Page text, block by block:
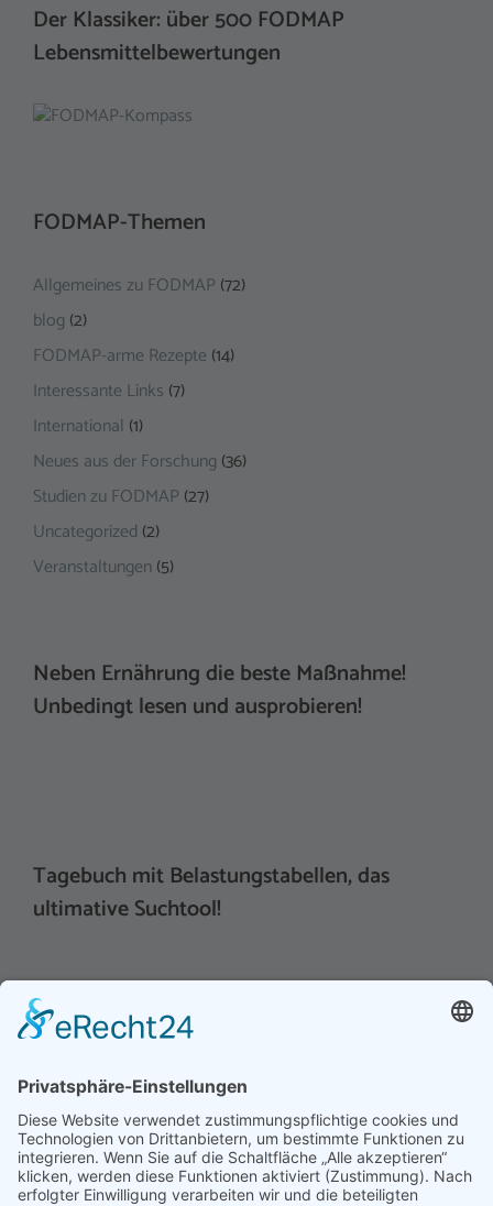
Der Klassiker: über 500 FODMAP
Lebensmittelbewertungen
FODMAP-Themen
Allgemeines zu FODMAP (72)
blog (2)
FODMAP-arme Rezepte (14)
Interessante Links (7)
International (1)
Neues aus der Forschung (36)
Studien zu FODMAP (27)
Uncategorized (2)
Veranstaltungen (5)
Neben Ernährung die beste Maßnahme!
Unbedingt lesen und ausprobieren!
Tagebuch mit Belastungstabellen, das
ultimative Suchtool!
Hinweis an unsere Leser: Wir erstellen für Sie
Informationsseiten. Die Informationen enthalten Affiliate
links zu Amazon, in diesem Zusammenhang erhalten wir
von Partnern eine Provision, sofern ein Kauf zustande
kommt. Für Sie ändert sich dadurch nichts.